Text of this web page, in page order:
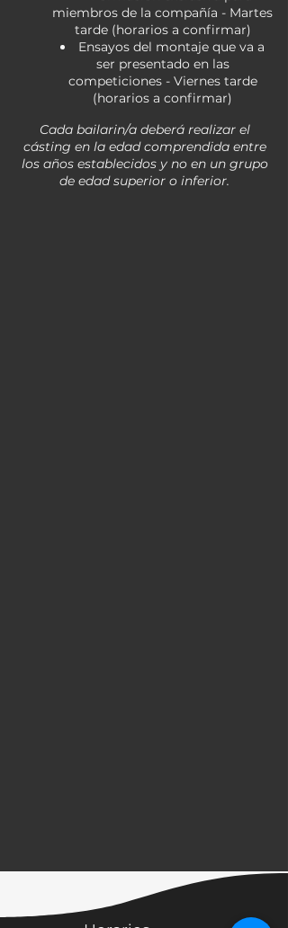
miembros de la compañía - Martes
tarde (horarios a confirmar)
Ensayos del montaje que va a
ser presentado en las
competiciones - Viernes tarde
(horarios a confirmar)
Cada bailarin/a deberá realizar el
cásting en la edad comprendida entre
los años establecidos y no en un grupo
de edad superior o inferior.